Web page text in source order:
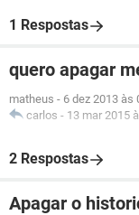
1 Respostas
quero apagar
matheus - 6 dez 2013 às
carlos - 13 mar 2015
2 Respostas
Apagar o